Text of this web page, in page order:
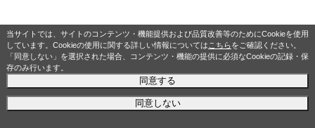
当サイトでは、サイトのコンテンツ・機能提供および品質改善等のためにCookieを使用
しています。Cookieの使用に関する詳しい情報については こちらをご確認ください。
「同意しない」を選択された場合、コンテンツ・機能の提供に必須なCookieの記録・保
存のみ行います。
同意する
同意しない